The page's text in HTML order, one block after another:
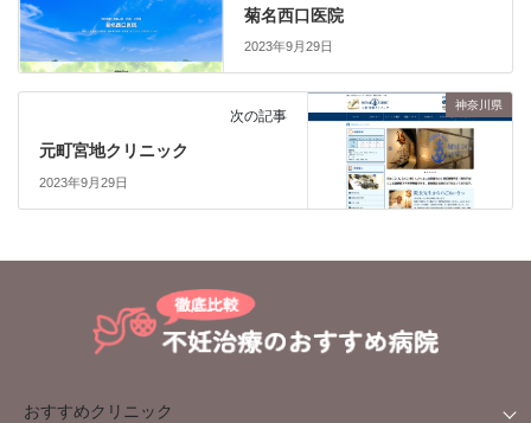
菊名西口医院
2023年9月29日
神奈川県
次の記事
元町宮地クリニック
2023年9月29日
おすすめクリニック